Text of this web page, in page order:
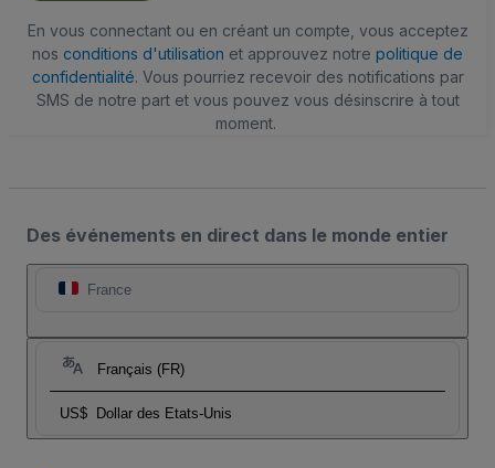
En vous connectant ou en créant un compte, vous acceptez
nos conditions d'utilisation et approuvez notre politique de
confidentialité. Vous pourriez recevoir des notifications par
SMS de notre part et vous pouvez vous désinscrire à tout
moment.
Des événements en direct dans le monde entier
France
Français (FR)
US$ Dollar des Etats-Unis